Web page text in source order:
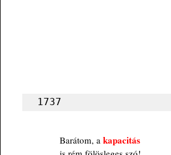
1737
Barátom, a kapacitás